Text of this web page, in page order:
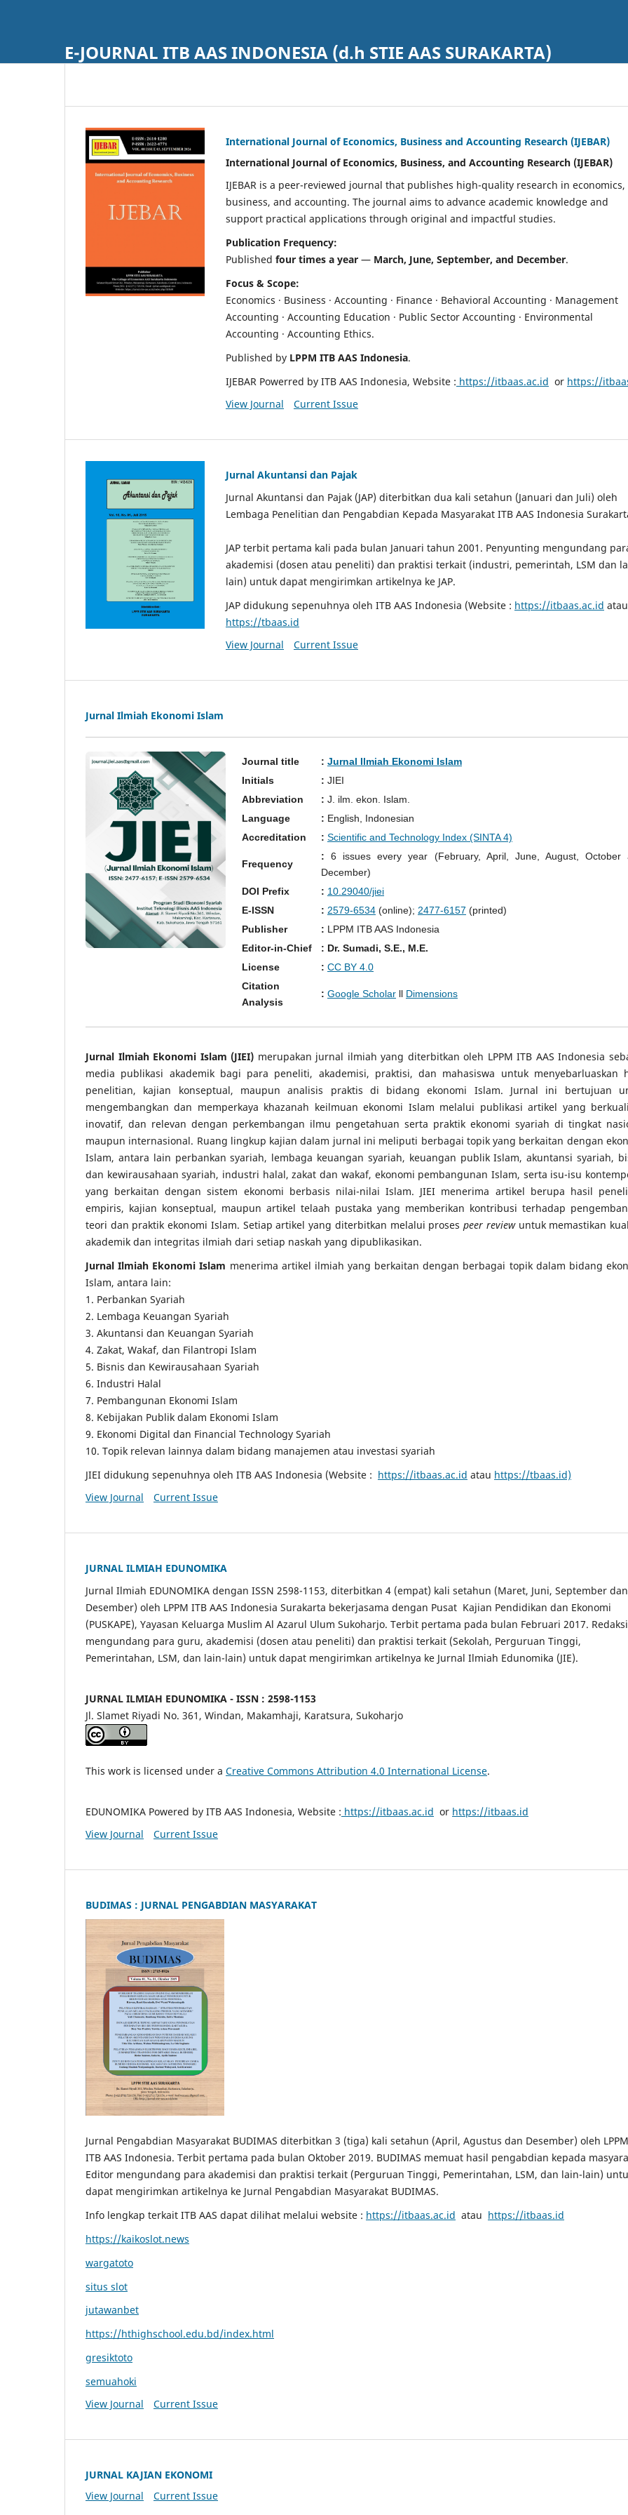
E-JOURNAL ITB AAS INDONESIA (d.h STIE AAS SURAKARTA)
International Journal of Economics, Business and Accounting Research (IJEBAR)
International Journal of Economics, Business, and Accounting Research (IJEBAR)
IJEBAR is a peer-reviewed journal that publishes high-quality research in economics,
business, and accounting. The journal aims to advance academic knowledge and
support practical applications through original and impactful studies.
Publication Frequency:
Published four times a year — March, June, September, and December.
Focus & Scope:
Economics · Business · Accounting · Finance · Behavioral Accounting · Management
Accounting · Accounting Education · Public Sector Accounting · Environmental
Accounting · Accounting Ethics.
Published by LPPM ITB AAS Indonesia.
IJEBAR Powerred by ITB AAS Indonesia, Website : https://itbaas.ac.id or https://
View Journal
Current Issue
Jurnal Akuntansi dan Pajak
Jurnal Akuntansi dan Pajak (JAP) diterbitkan dua kali setahun (Januari dan Juli) oleh
Lembaga Penelitian dan Pengabdian Kepada Masyarakat ITB AAS Indonesia
JAP terbit pertama kali pada bulan Januari tahun 2001. Penyunting mengundang
akademisi (dosen atau peneliti) dan praktisi terkait (industri, pemerintah, LSM dan
lain) untuk dapat mengirimkan artikelnya ke JAP.
JAP didukung sepenuhnya oleh ITB AAS Indonesia (Website : https://itbaas.ac.id atau
https://tbaas.id
View Journal
Current Issue
Jurnal Ilmiah Ekonomi Islam
Journal title : Jurnal Ilmiah Ekonomi Islam
Initials
: JIEI
Abbreviation
: J. ilm. ekon. Islam.
Language
: English, Indonesian
Accreditation
: Scientific and Technology Index (SINTA 4)
Frequency
: 6 issues every year (February, April, June, August, October
December)
DOI Prefix
: 10.29040/jiei
E-ISSN
: 2579-6534 (online); 2477-6157 (printed)
Publisher
: LPPM ITB AAS Indonesia
Editor-in-Chief
: Dr. Sumadi, S.E., M.E.
License
: CC BY 4.0
Citation
Analysis
: Google Scholar ll Dimensions
Jurnal Ilmiah Ekonomi Islam (JIEI) merupakan jurnal ilmiah yang diterbitkan oleh LPPM ITB AAS Indonesia
media publikasi akademik bagi para peneliti, akademisi, praktisi, dan mahasiswa untuk menyebarluaskan
penelitian, kajian konseptual, maupun analisis praktis di bidang ekonomi Islam. Jurnal ini bertujuan
mengembangkan dan memperkaya khazanah keilmuan ekonomi Islam melalui publikasi artikel yang
inovatif, dan relevan dengan perkembangan ilmu pengetahuan serta praktik ekonomi syariah di tingkat
maupun internasional. Ruang lingkup kajian dalam jurnal ini meliputi berbagai topik yang berkaitan dengan
Islam, antara lain perbankan syariah, lembaga keuangan syariah, keuangan publik Islam, akuntansi syariah,
dan kewirausahaan syariah, industri halal, zakat dan wakaf, ekonomi pembangunan Islam, serta isu-isu
yang berkaitan dengan sistem ekonomi berbasis nilai-nilai Islam. JIEI menerima artikel berupa hasil
empiris, kajian konseptual, maupun artikel telaah pustaka yang memberikan kontribusi terhadap
teori dan praktik ekonomi Islam. Setiap artikel yang diterbitkan melalui prosespeer reviewuntuk memastikan
akademik dan integritas ilmiah dari setiap naskah yang dipublikasikan.
Jurnal Ilmiah Ekonomi Islam menerima artikel ilmiah yang berkaitan dengan berbagai topik dalam bidang
Islam, antara lain:
1. Perbankan Syariah
2. Lembaga Keuangan Syariah
3. Akuntansi dan Keuangan Syariah
4. Zakat, Wakaf, dan Filantropi Islam
5. Bisnis dan Kewirausahaan Syariah
6. Industri Halal
7. Pembangunan Ekonomi Islam
8. Kebijakan Publik dalam Ekonomi Islam
9. Ekonomi Digital dan Financial Technology Syariah
10. Topik relevan lainnya dalam bidang manajemen atau investasi syariah
JIEI didukung sepenuhnya oleh ITB AAS Indonesia (Website : https://itbaas.ac.id atau https://tbaas.id)
View Journal
Current Issue
JURNAL ILMIAH EDUNOMIKA
Jurnal Ilmiah EDUNOMIKA dengan ISSN 2598-1153, diterbitkan 4 (empat) kali setahun (Maret, Juni, September dan
Desember) oleh LPPM ITB AAS Indonesia Surakarta bekerjasama dengan Pusat Kajian Pendidikan dan Ekonomi
(PUSKAPE), Yayasan Keluarga Muslim Al Azarul Ulum Sukoharjo. Terbit pertama pada bulan Februari 2017. Redaksi
mengundang para guru, akademisi (dosen atau peneliti) dan praktisi terkait (Sekolah, Perguruan Tinggi,
Pemerintahan, LSM, dan lain-lain) untuk dapat mengirimkan artikelnya ke Jurnal Ilmiah Edunomika (JIE).
JURNAL ILMIAH EDUNOMIKA - ISSN : 2598-1153
Jl. Slamet Riyadi No. 361, Windan, Makamhaji, Karatsura, Sukoharjo
This work is licensed under a Creative Commons Attribution 4.0 International License.
EDUNOMIKA Powered by ITB AAS Indonesia, Website : https://itbaas.ac.id or https://itbaas.id
View Journal
Current Issue
BUDIMAS : JURNAL PENGABDIAN MASYARAKAT
Jurnal Pengabdian Masyarakat BUDIMAS diterbitkan 3 (tiga) kali setahun (April, Agustus dan Desember) oleh LPPM
ITB AAS Indonesia. Terbit pertama pada bulan Oktober 2019. BUDIMAS memuat hasil pengabdian kepada
Editor mengundang para akademisi dan praktisi terkait (Perguruan Tinggi, Pemerintahan, LSM, dan lain-lain)
dapat mengirimkan artikelnya ke Jurnal Pengabdian Masyarakat BUDIMAS.
Info lengkap terkait ITB AAS dapat dilihat melalui website : https://itbaas.ac.id atau https://itbaas.id
https://kaikoslot.news
wargatoto
situs slot
jutawanbet
https://hthighschool.edu.bd/index.html
gresiktoto
semuahoki
View Journal
Current Issue
JURNAL KAJIAN EKONOMI
View Journal
Current Issue